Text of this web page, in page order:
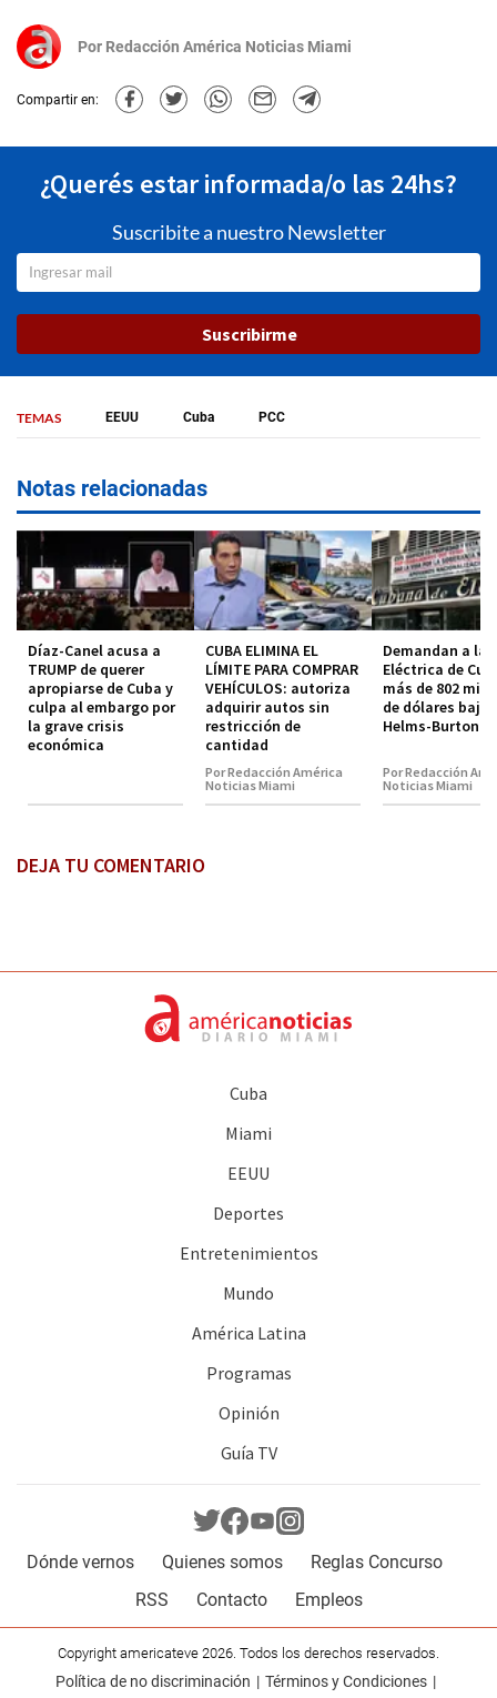
Por Redacción América Noticias Miami
Compartir en:
¿Querés estar informada/o las 24hs?
Suscribite a nuestro Newsletter
Suscribirme
TEMAS EEUU Cuba PCC
Notas relacionadas
Díaz-Canel acusa a
TRUMP de querer
apropiarse de Cuba y
culpa al embargo por
la grave crisis
económica
CUBA ELIMINA EL
LÍMITE PARA COMPRAR
VEHÍCULOS: autoriza
adquirir autos sin
restricción de
cantidad
Por Redacción América
Noticias Miami
Demandan a la
Eléctrica de
más de 802
de dólares bajo
Helms-Burton
Por Redacción
Noticias Miami
DEJA TU COMENTARIO
Cuba
Miami
EEUU
Deportes
Entretenimientos
Mundo
América Latina
Programas
Opinión
Guía TV
Dónde vernos Quienes somos
Reglas Concurso
RSS
Contacto Empleos
Copyright americateve 2026. Todos los derechos reservados.
Política de no discriminación Términos y Condiciones